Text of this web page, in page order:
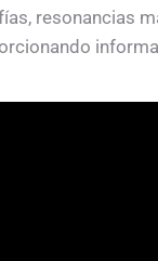
resonancias